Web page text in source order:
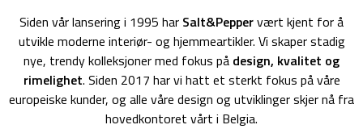
Siden vår lansering i 1995 har Salt&Peppervært kjent for å
utvikle moderne interiør- og hjemmeartikler. Vi skaper stadig
nye, trendy kolleksjoner med fokus på design, kvalitet og
rimelighet. Siden 2017 har vi hatt et sterkt fokus på våre
europeiske kunder, og alle våre design og utviklinger skjer nå fra
hovedkontoret vårt i Belgia.